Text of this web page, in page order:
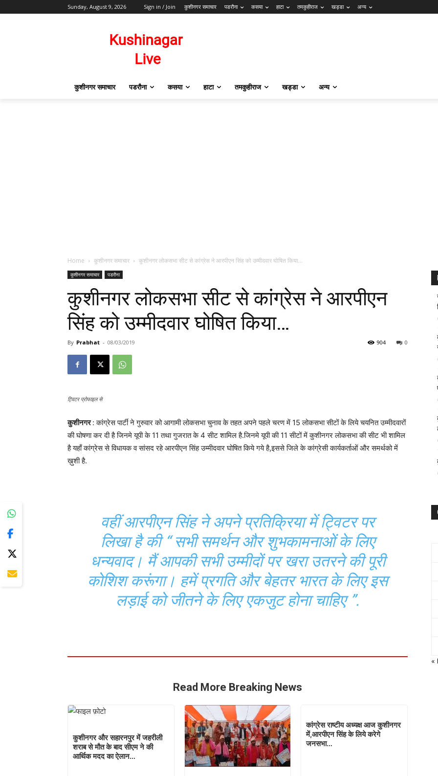
Sunday, August 9, 2026 Sign in / Join कुशीनगर समाचार पडरौना कसया हाटा तमकुहीराज खड्डा अन्य
कुशीनगर समाचार पडरौना कसया हाटा तमकुहीराज खड्डा अन्य
Home कुशीनगर समाचार कुशीनगर लोकसभा सीट से कांग्रेस ने आरपीएन सिंह को उम्मीदवार घोषित किया…
कुशीनगर समाचार पडरौना
कुशीनगर लोकसभा सीट से कांग्रेस ने आरपीएन
सिंह को उम्मीदवार घोषित किया…
By Prabhat - 08/03/2019 0
904
ट्विटर प्रोफाइल से
कुशीनगर: कांग्रेस पार्टी ने गुरुवार को आगामी लोकसभा चुनाव के तहत अपने पहले चरण में 15 लोकसभा सीटों के लिये चयनित उम्मीदवारों
की घोषणा कर दी है जिनमे यूपी के 11 तथा गुजरात के 4 सीट शामिल है.जिनमे यूपी की 11 सीटों में कुशीनगर लोकसभा की सीट भी शामिल
है यहाँ कांग्रेस से विधायक व सांसद रहे आरपीएन सिंह उम्मीदवार घोषित किये गये है,इससे जिले के कांग्रेसी कार्यकर्ताओं और समर्थको में
ख़ुशी है.
वहीं आरपीएन सिंह ने अपने प्रतिक्रिया में ट्विटर पर
लिखा है की “ सभी समर्थन और शुभकामनाओं के लिए
धन्यवाद। मैं आपकी सभी उम्मीदों पर खरा उतरने की पूरी
कोशिश करूंगा। हमें प्रगति और बेहतर भारत के लिए इस
लड़ाई को जीतने के लिए एकजुट होना चाहिए ”.
Read More Breaking News
कुशीनगर और सहारनपुर में जहरीली
शराब से मौत के बाद सीएम ने की
आर्थिक मदद का ऐलान…
कांग्रेस राष्टीय अध्यक्ष आज कुशीनगर
में,आरपीएन सिंह के लिये करेगे
जनसभा…
«